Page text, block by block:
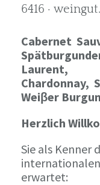
6416 ·
Cabernet
Laurent,
Chardonnay,
Weiβer
Herzlich
Sie als Kenner
internationalen
erwartet: